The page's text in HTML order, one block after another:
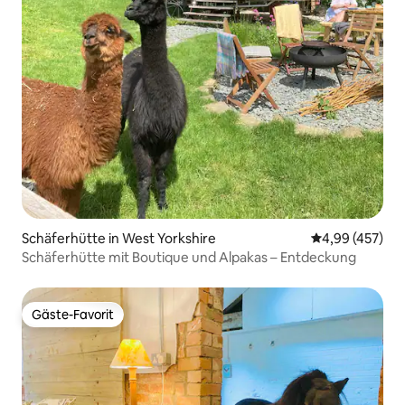
Schäferhütte in West Yorkshire
4,99 (457)
Schäferhütte mit Boutique und Alpakas – Entdeckung
Gäste-Favorit
Gäste-Favorit